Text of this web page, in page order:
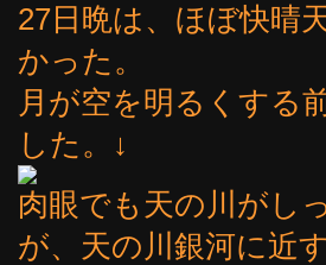
27日晩は、ほぼ快晴
かった。
月が空を明るくする
した。↓
肉眼でも天の川がし
が、天の川銀河に近